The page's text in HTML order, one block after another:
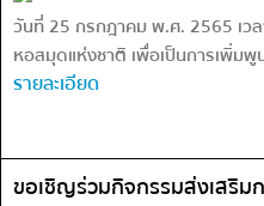
วันที่ 25 กรกฎาคม พ.ศ. 2565 เว
หอสมุดแห่งชาติ เพื่อเป็นการเพิ่ม
รายละเอียด
ขอเชิญร่วมกิจกรรมส่งเสริม